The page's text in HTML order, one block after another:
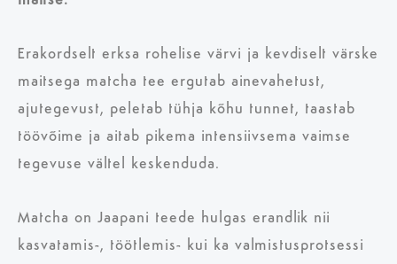
Erakordselt erksa rohelise värvi ja kevdiselt värske
maitsega matcha tee ergutab ainevahetust,
ajutegevust, peletab tühja kõhu tunnet, taastab
töövõime ja aitab pikema intensiivsema vaimse
tegevuse vältel keskenduda.
Matcha on Jaapani teede hulgas erandlik nii
kasvatamis-, töötlemis- kui ka valmistusprotsessi